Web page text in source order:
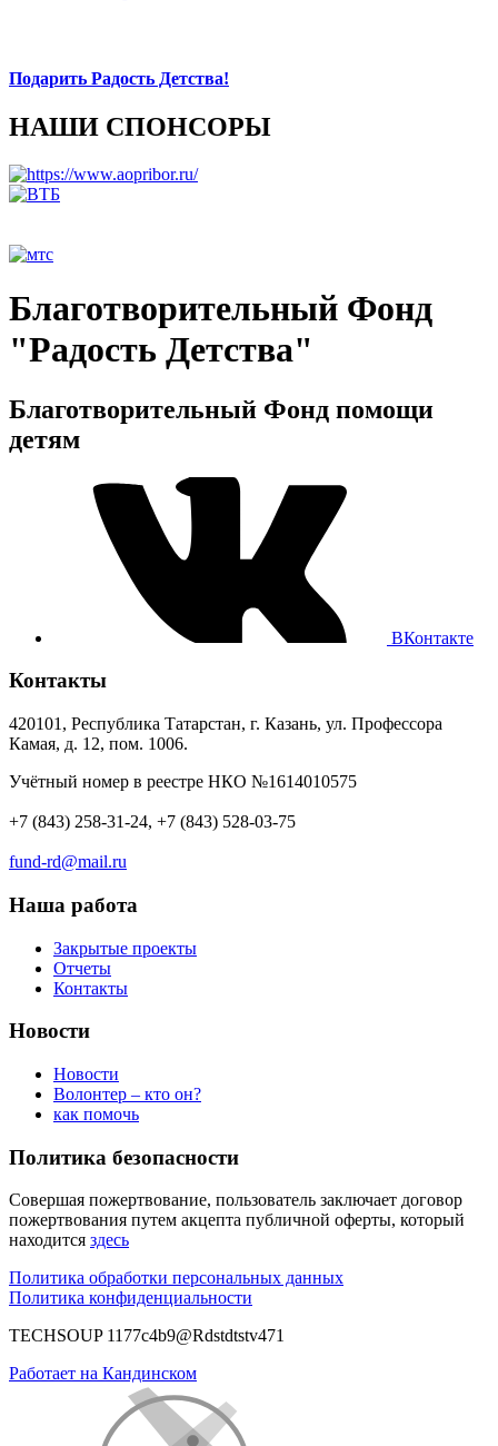
Подарить Радость Детства!
НАШИ СПОНСОРЫ
Благотворительный Фонд
"Радость Детства"
Благотворительный Фонд помощи
детям
ВКонтакте
Контакты
420101, Республика Татарстан, г. Казань, ул. Профессора
Камая, д. 12, пом. 1006.
Учётный номер в реестре НКО №1614010575
+7 (843) 258-31-24, +7 (843) 528-03-75
fund-rd@mail.ru
Наша работа
Закрытые проекты
Отчеты
Контакты
Новости
Новости
Волонтер – кто он?
как помочь
Политика безопасности
Совершая пожертвование, пользователь заключает договор
пожертвования путем акцепта публичной оферты, который
находится здесь
Политика обработки персональных данных
Политика конфиденциальности
TECHSOUP 1177c4b9@Rdstdtstv471
Работает на Кандинском